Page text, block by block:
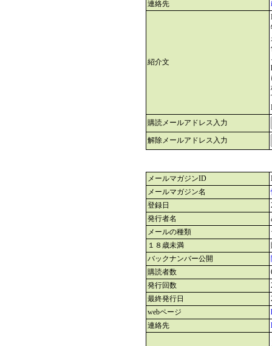
連絡先
紹介文
購読メールアドレス入力
解除メールアドレス入力
メールマガジンID
メールマガジン名
登録日
発行者名
メールの種類
１８歳未満
バックナンバー公開
購読者数
発行回数
最終発行日
webページ
連絡先